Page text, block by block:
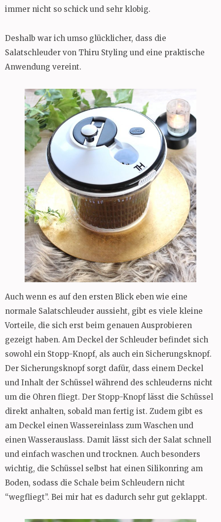
immer nicht so schick und sehr klobig.
Deshalb war ich umso glücklicher, dass die
Salatschleuder von Thiru Styling und eine praktische
Anwendung vereint.
Auch wenn es auf den ersten Blick eben wie eine
normale Salatschleuder aussieht, gibt es viele kleine
Vorteile, die sich erst beim genauen Ausprobieren
gezeigt haben. Am Deckel der Schleuder befindet sich
sowohl ein Stopp-Knopf, als auch ein Sicherungsknopf.
Der Sicherungsknopf sorgt dafür, dass einem Deckel
und Inhalt der Schüssel während des schleuderns nicht
um die Ohren fliegt. Der Stopp-Knopf lässt die Schüssel
direkt anhalten, sobald man fertig ist. Zudem gibt es
am Deckel einen Wassereinlass zum Waschen und
einen Wasserauslass. Damit lässt sich der Salat schnell
und einfach waschen und trocknen. Auch besonders
wichtig, die Schüssel selbst hat einen Silikonring am
Boden, sodass die Schale beim Schleudern nicht
“wegfliegt”. Bei mir hat es dadurch sehr gut geklappt.